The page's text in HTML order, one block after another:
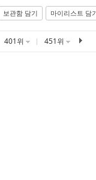
보관함 담기 마이리스트 담
401위 451위